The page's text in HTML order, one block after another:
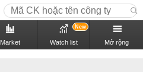
Market Watch list
New
Mở rộng